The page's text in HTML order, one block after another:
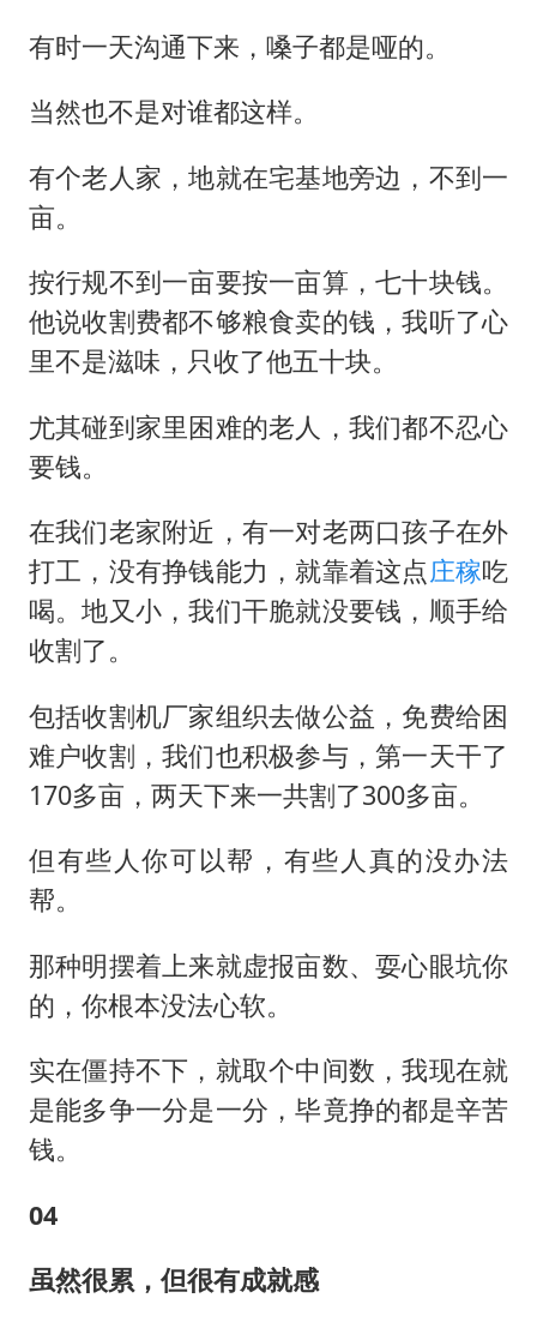
有时一天沟通下来，嗓子都是哑的。
当然也不是对谁都这样。
有个老人家，地就在宅基地旁边，不到一
亩。
按行规不到一亩要按一亩算，七十块钱。
他说收割费都不够粮食卖的钱，我听了心
里不是滋味，只收了他五十块。
尤其碰到家里困难的老人，我们都不忍心
要钱。
在我们老家附近，有一对老两口孩子在外
打工，没有挣钱能力，就靠着这点庄稼吃
喝。地又小，我们干脆就没要钱，顺手给
收割了。
包括收割机厂家组织去做公益，免费给困
难户收割，我们也积极参与，第一天干了
170多亩，两天下来一共割了300多亩。
但有些人你可以帮，有些人真的没办法
帮。
那种明摆着上来就虚报亩数、耍心眼坑你
的，你根本没法心软。
实在僵持不下，就取个中间数，我现在就
是能多争一分是一分，毕竟挣的都是辛苦
钱。
04
虽然很累，但很有成就感